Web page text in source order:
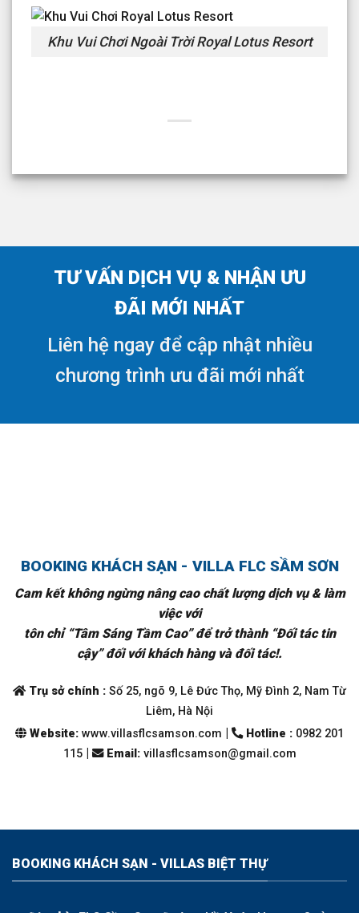
Khu Vui Chơi Ngoài Trời Royal Lotus Resort
TƯ VẤN DỊCH VỤ & NHẬN ƯU
ĐÃI MỚI NHẤT
Liên hệ ngay để cập nhật nhiều
chương trình ưu đãi mới nhất
BOOKING KHÁCH SẠN - VILLA FLC SẦM SƠN
Cam kết không ngừng nâng cao chất lượng dịch vụ & làm
việc với
tôn chỉ “Tâm Sáng Tầm Cao” để trở thành “Đối tác tin
cậy” đối với khách hàng và đối tác!.
Trụ sở chính : Số 25, ngõ 9, Lê Đức Thọ, Mỹ Đình 2, Nam Từ
Liêm, Hà Nội
Website: www.villasflcsamson.com Hotline : 0982 201
115
Email :villasflcsamson@gmail.com
BOOKING KHÁCH SẠN - VILLAS BIỆT THỰ